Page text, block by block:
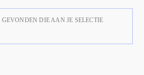
GEVONDEN DIE AAN JE SELECTIE